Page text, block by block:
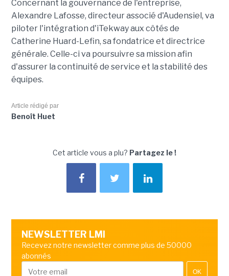
Concernant la gouvernance de l'entreprise,
Alexandre Lafosse, directeur associé d'Audensiel, va
piloter l'intégration d'iTekway aux côtés de
Catherine Huard-Lefin, sa fondatrice et directrice
générale. Celle-ci va poursuivre sa mission afin
d'assurer la continuité de service et la stabilité des
équipes.
Article rédigé par
Benoît Huet
Cet article vous a plu? Partagez le !
NEWSLETTER LMI
Recevez notre newsletter comme plus de 50000
abonnés
OK